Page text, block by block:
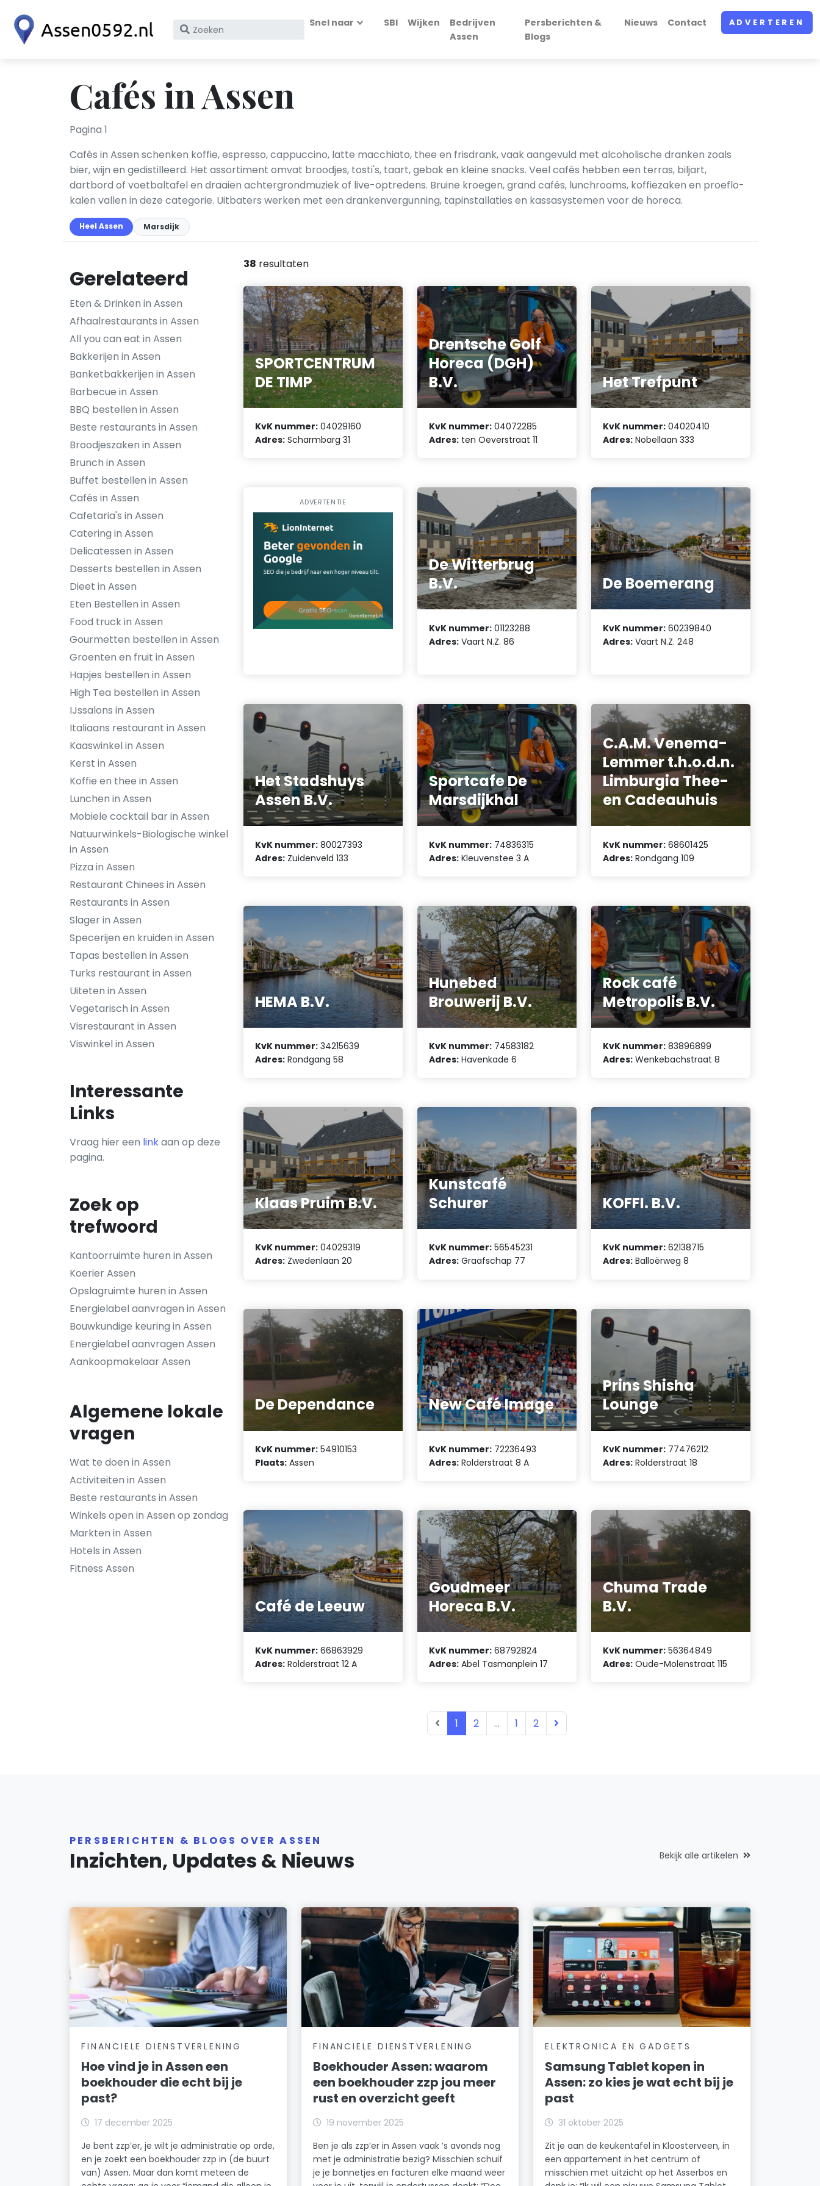
Zoek
KvK
nummer
Snel naar SBI Wijken
Bedrijven
Assen
Persberichten &
Blogs
Nieuws Contact ADVERTEREN
Cafés in Assen
Pagina 1
Cafés in Assen schenken koffie, espresso, cappuccino, latte macchiato, thee en frisdrank, vaak aangevuld met alcoholische dranken zoals
bier, wijn en gedistilleerd. Het assortiment omvat broodjes, tosti's, taart, gebak en kleine snacks. Veel cafés hebben een terras, biljart,
dartbord of voetbaltafel en draaien achtergrondmuziek of live-optredens. Bruine kroegen, grand cafés, lunchrooms, koffiezaken en proeflo­
kalen vallen in deze categorie. Uitbaters werken met een drankenvergunning, tapinstallaties en kassa­systemen voor de horeca.
Heel Assen Marsdijk
Gerelateerd
Eten & Drinken in Assen
Afhaalrestaurants in Assen
All you can eat in Assen
Bakkerijen in Assen
Banketbakkerijen in Assen
Barbecue in Assen
BBQ bestellen in Assen
Beste restaurants in Assen
Broodjeszaken in Assen
Brunch in Assen
Buffet bestellen in Assen
Cafés in Assen
Cafetaria's in Assen
Catering in Assen
Delicatessen in Assen
Desserts bestellen in Assen
Dieet in Assen
Eten Bestellen in Assen
Food truck in Assen
Gourmetten bestellen in Assen
Groenten en fruit in Assen
Hapjes bestellen in Assen
High Tea bestellen in Assen
IJssalons in Assen
Italiaans restaurant in Assen
Kaaswinkel in Assen
Kerst in Assen
Koffie en thee in Assen
Lunchen in Assen
Mobiele cocktail bar in Assen
Natuurwinkels-Biologische winkel
in Assen
Pizza in Assen
Restaurant Chinees in Assen
Restaurants in Assen
Slager in Assen
Specerijen en kruiden in Assen
Tapas bestellen in Assen
Turks restaurant in Assen
Uiteten in Assen
Vegetarisch in Assen
Visrestaurant in Assen
Viswinkel in Assen
Interessante
Links
Vraag hier een linkaan op deze
pagina.
Zoek op
trefwoord
Kantoorruimte huren in Assen
Koerier Assen
Opslagruimte huren in Assen
Energielabel aanvragen in Assen
Bouwkundige keuring in Assen
Energielabel aanvragen Assen
Aankoopmakelaar Assen
Algemene lokale
vragen
Wat te doen in Assen
Activiteiten in Assen
Beste restaurants in Assen
Winkels open in Assen op zondag
Markten in Assen
Hotels in Assen
Fitness Assen
38 resultaten
SPORTCENTRUM
DE TIMP
KvK nummer: 04029160
Adres: Scharmbarg 31
Drentsche Golf
Horeca (DGH)
B.V.
KvK nummer: 04072285
Adres: ten Oeverstraat 11
Het Trefpunt
KvK nummer: 04020410
Adres: Nobellaan 333
ADVERTENTIE
De Witterbrug
B.V.
KvK nummer: 01123288
Adres: Vaart N.Z. 86
De Boemerang
KvK nummer: 60239840
Adres: Vaart N.Z. 248
Het Stadshuys
Assen B.V.
KvK nummer: 80027393
Adres: Zuidenveld 133
Sportcafe De
Marsdijkhal
KvK nummer: 74836315
Adres: Kleuvenstee 3 A
C.A.M. Venema-
Lemmer t.h.o.d.n.
Limburgia Thee-
en Cadeauhuis
KvK nummer: 68601425
Adres: Rondgang 109
HEMA B.V.
KvK nummer: 34215639
Adres: Rondgang 58
Hunebed
Brouwerij B.V.
KvK nummer: 74583182
Adres: Havenkade 6
Rock café
Metropolis B.V.
KvK nummer: 83896899
Adres: Wenkebachstraat 8
Klaas Pruim B.V.
KvK nummer: 04029319
Adres: Zwedenlaan 20
Kunstcafé
Schurer
KvK nummer: 56545231
Adres: Graafschap 77
KOFFI. B.V.
KvK nummer: 62138715
Adres: Balloërweg 8
De Dependance
KvK nummer: 54910153
Plaats: Assen
New Café Image
KvK nummer: 72236493
Adres: Rolderstraat 8 A
Prins Shisha
Lounge
KvK nummer: 77476212
Adres: Rolderstraat 18
Café de Leeuw
KvK nummer: 66863929
Adres: Rolderstraat 12 A
Goudmeer
Horeca B.V.
KvK nummer: 68792824
Adres: Abel Tasmanplein 17
Chuma Trade
B.V.
KvK nummer: 56364849
Adres: Oude-Molenstraat 115
1 2 ... 1 2
PERSBERICHTEN & BLOGS OVER ASSEN
Inzichten, Updates & Nieuws Bekijk alle artikelen
FINANCIELE DIENSTVERLENING
Hoe vind je in Assen een
boekhouder die echt bij je
past?
17 december 2025
Je bent zzp’er, je wilt je administratie op orde,
en je zoekt een boekhouder zzp in (de buurt
van) Assen. Maar dan komt meteen de
FINANCIELE DIENSTVERLENING
Boekhouder Assen: waarom
een boekhouder zzp jou meer
rust en overzicht geeft
19 november 2025
Ben je als zzp’er in Assen vaak ’s avonds nog
met je administratie bezig? Misschien schuif
je je bonnetjes en facturen elke maand weer
ELEKTRONICA EN GADGETS
Samsung Tablet kopen in
Assen: zo kies je wat echt bij je
past
31 oktober 2025
Zit je aan de keukentafel in Kloosterveen, in
een appartement in het centrum of
misschien met uitzicht op het Asserbos en